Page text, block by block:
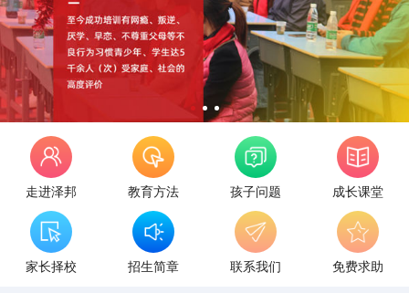
走进泽邦 教育方法 孩子问题 成长课堂
家长择校 招生简章 联系我们 免费求助